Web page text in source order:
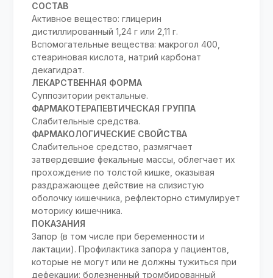
СОСТАВ
Активное вещество: глицерин
дистиллированный 1,24 г или 2,11 г.
Вспомогательные вещества: макрогол 400,
стеариновая кислота, натрий карбонат
декагидрат.
ЛЕКАРСТВЕННАЯ ФОРМА
Суппозитории ректальные.
ФАРМАКОТЕРАПЕВТИЧЕСКАЯ ГРУППА
Слабительные средства.
ФАРМАКОЛОГИЧЕСКИЕ СВОЙСТВА
Слабительное средство, размягчает
затвердевшие фекальные массы, облегчает их
прохождение по толстой кишке, оказывая
раздражающее действие на слизистую
оболочку кишечника, рефлекторно стимулирует
моторику кишечника.
ПОКАЗАНИЯ
Запор (в том числе при беременности и
лактации). Профилактика запора у пациентов,
которые не могут или не должны тужиться при
дефекации: болезненный тромбированный